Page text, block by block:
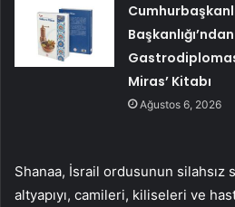
Miras’ Kitabı
Ağustos 6, 2026
Shanaa, İsrail ordusunun
altyapıyı, camileri, kiliseleri ve